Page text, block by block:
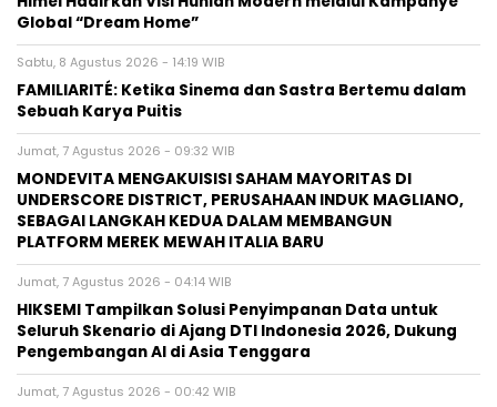
Global “Dream Home”
Sabtu, 8 Agustus 2026 - 14:19 WIB
FAMILIARITÉ: Ketika Sinema dan Sastra Bertemu dalam
Sebuah Karya Puitis
Jumat, 7 Agustus 2026 - 09:32 WIB
MONDEVITA MENGAKUISISI SAHAM MAYORITAS DI
UNDERSCORE DISTRICT, PERUSAHAAN INDUK MAGLIANO,
SEBAGAI LANGKAH KEDUA DALAM MEMBANGUN
PLATFORM MEREK MEWAH ITALIA BARU
Jumat, 7 Agustus 2026 - 04:14 WIB
HIKSEMI Tampilkan Solusi Penyimpanan Data untuk
Seluruh Skenario di Ajang DTI Indonesia 2026, Dukung
Pengembangan AI di Asia Tenggara
Jumat, 7 Agustus 2026 - 00:42 WIB